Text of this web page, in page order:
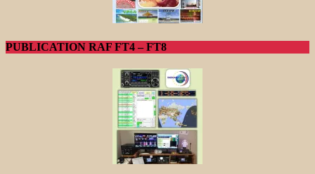
PUBLICATION RAF FT4 – FT8